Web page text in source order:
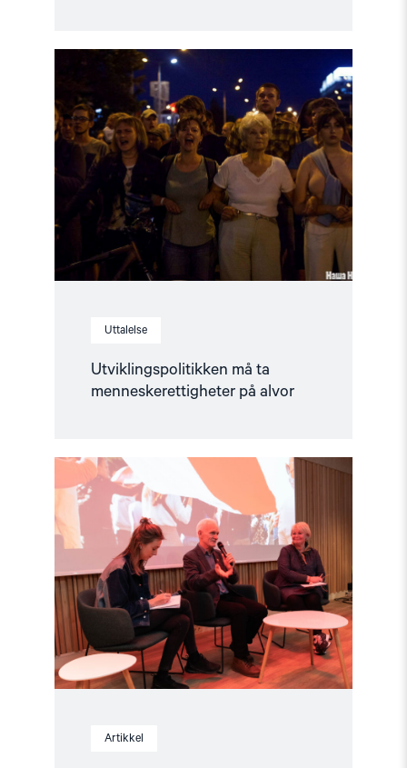
Uttalelse
Utviklingspolitikken må ta
menneskerettigheter på alvor
"Utviklingspolitikken
må
ta
menneskerettigheter
på
alvor"
Artikkel
article
"Kampen
for
et
fritt
Belarus
fortsetter"